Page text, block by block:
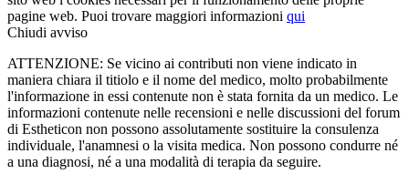
pagine web. Puoi trovare maggiori informazioni qui
Chiudi avviso
ATTENZIONE: Se vicino ai contributi non viene indicato in
maniera chiara il titiolo e il nome del medico, molto probabilmente
l'informazione in essi contenute non è stata fornita da un medico. Le
informazioni contenute nelle recensioni e nelle discussioni del forum
di Estheticon non possono assolutamente sostituire la consulenza
individuale, l'anamnesi o la visita medica. Non possono condurre né
a una diagnosi, né a una modalità di terapia da seguire.